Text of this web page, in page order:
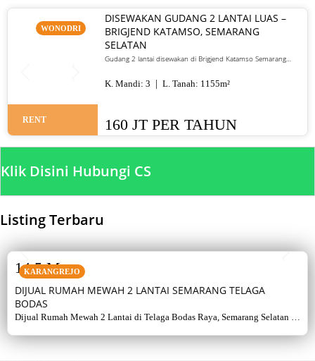
WONODRI
RENT
DISEWAKAN GUDANG 2 LANTAI LUAS –
BRIGJEND KATAMSO, SEMARANG
SELATAN
Gudang 2 lantai disewakan di Brigjend Katamso Semarang
K. Mandi: 3 L. Tanah: 1155m²
160 JT PER TAHUN
Klik Disini Hubungi CS
Listing Terbaru
KARANGREJO
DIJUAL RUMAH MEWAH 2 LANTAI SEMARANG TELAGA
BODAS
Dijual Rumah Mewah 2 Lantai di Telaga Bodas Raya, Semarang Selatan –
listrik 5500 watt, air artetis. Lingkungan asri & strategis.
14,5 M